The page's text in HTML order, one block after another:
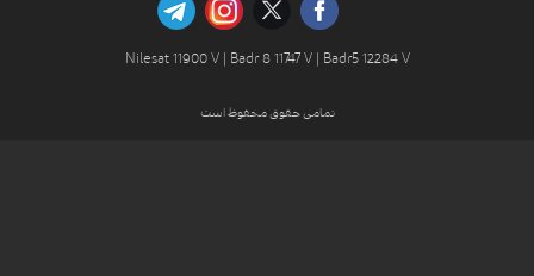
Nilesat 11900 V | Badr 8 11747 V | Badr5 12284 V
تمامی حقوق محفوظ است